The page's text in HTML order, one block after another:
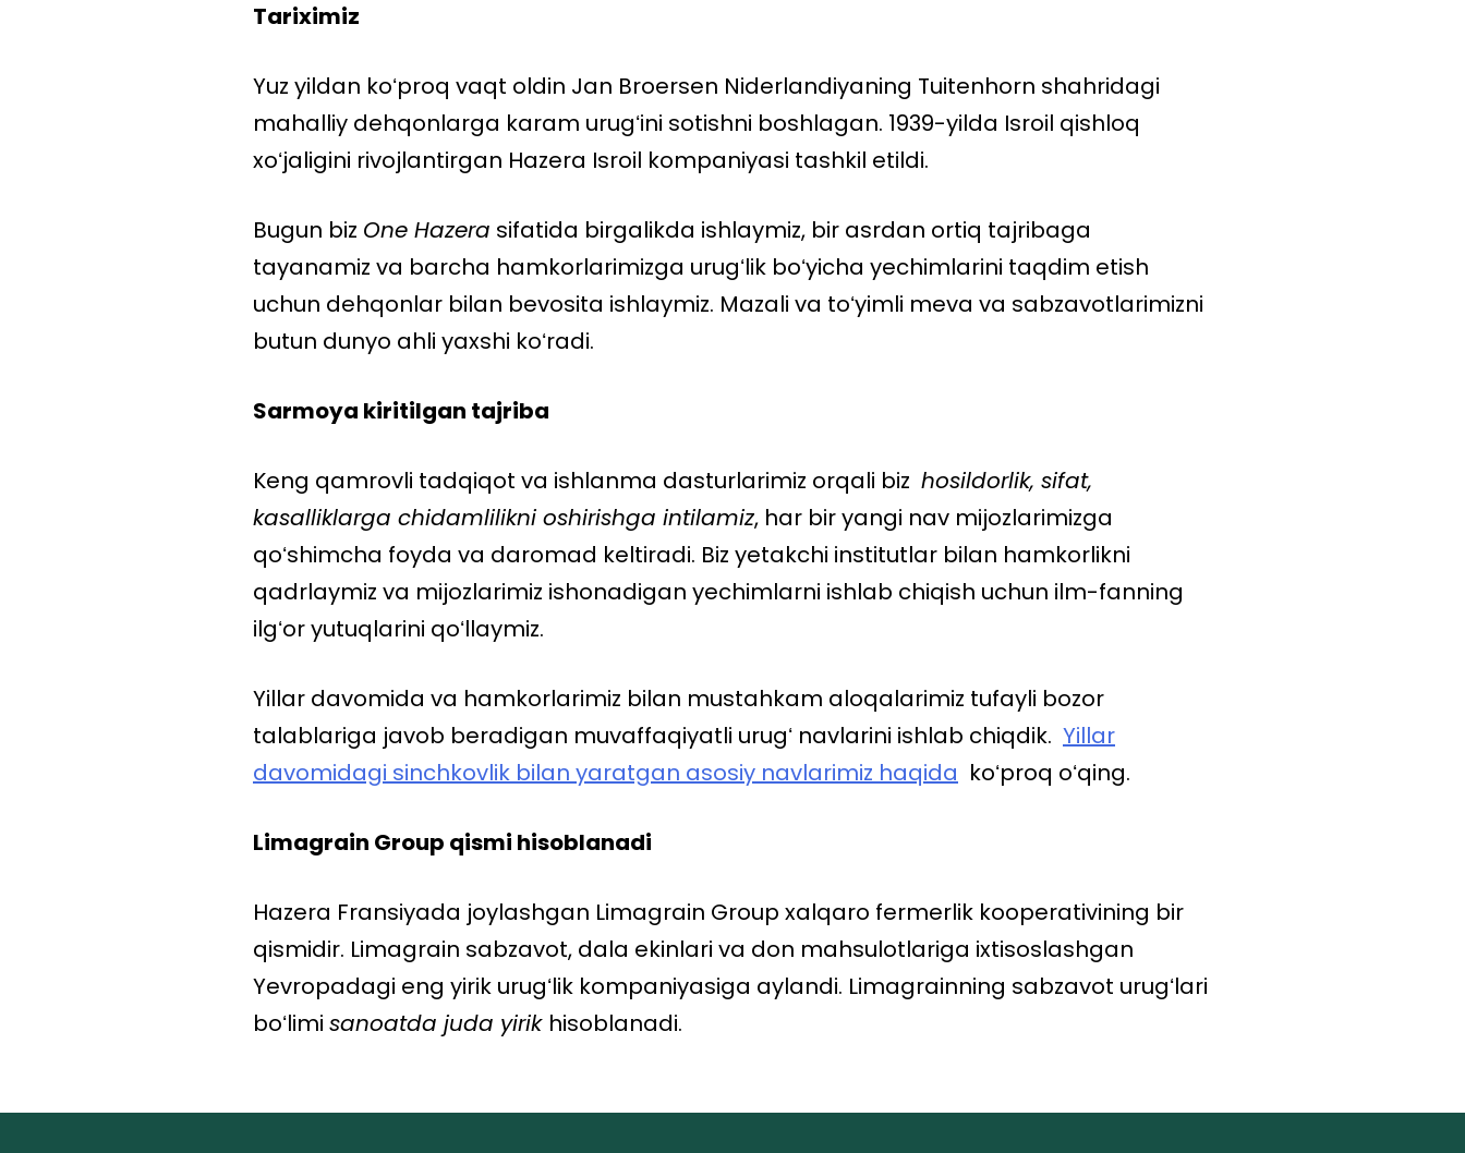
Tariximiz
Yuz yildan koʻproq vaqt oldin Jan Broersen Niderlandiyaning Tuitenhorn shahridagi
mahalliy dehqonlarga karam urugʻini sotishni boshlagan. 1939-yilda Isroil qishloq
xoʻjaligini rivojlantirgan Hazera Isroil kompaniyasi tashkil etildi.
Bugun biz One Hazera sifatida birgalikda ishlaymiz, bir asrdan ortiq tajribaga
tayanamiz va barcha hamkorlarimizga urugʻlik boʻyicha yechimlarini taqdim etish
uchun dehqonlar bilan bevosita ishlaymiz. Mazali va toʻyimli meva va sabzavotlarimizni
butun dunyo ahli yaxshi koʻradi.
Sarmoya kiritilgan tajriba
Keng qamrovli tadqiqot va ishlanma dasturlarimiz orqali biz hosildorlik, sifat,
kasalliklarga chidamlilikni oshirishga intilamiz, har bir yangi nav mijozlarimizga
qoʻshimcha foyda va daromad keltiradi. Biz yetakchi institutlar bilan hamkorlikni
qadrlaymiz va mijozlarimiz ishonadigan yechimlarni ishlab chiqish uchun ilm-fanning
ilgʻor yutuqlarini qoʻllaymiz.
Yillar davomida va hamkorlarimiz bilan mustahkam aloqalarimiz tufayli bozor
talablariga javob beradigan muvaffaqiyatli urugʻ navlarini ishlab chiqdik. Yillar
davomidagi sinchkovlik bilan yaratgan asosiy navlarimiz haqida koʻproq oʻqing.
Limagrain Group qismi hisoblanadi
Hazera Fransiyada joylashgan Limagrain Group xalqaro fermerlik kooperativining bir
qismidir. Limagrain sabzavot, dala ekinlari va don mahsulotlariga ixtisoslashgan
Yevropadagi eng yirik urugʻlik kompaniyasiga aylandi. Limagrainning sabzavot urugʻlari
boʻlimi sanoatda juda yirik hisoblanadi.